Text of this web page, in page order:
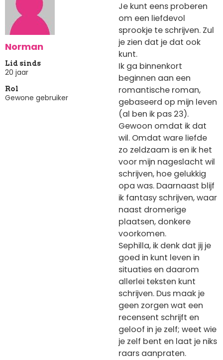
Norman
Lid sinds
20 jaar
Rol
Gewone gebruiker
Je kunt eens proberen
om een liefdevol
sprookje te schrijven. Zul
je zien dat je dat ook
kunt.
Ik ga binnenkort
beginnen aan een
romantische roman,
gebaseerd op mijn leven
(al ben ik pas 23).
Gewoon omdat ik dat
wil. Omdat ware liefde
zo zeldzaam is en ik het
voor mijn nageslacht wil
schrijven, hoe gelukkig
opa was. Daarnaast blijf
ik fantasy schrijven, waar
naast dromerige
plaatsen, donkere
voorkomen.
Sephilla, ik denk dat jij je
goed in kunt leven in
situaties en daarom
allerlei teksten kunt
schrijven. Dus maak je
geen zorgen wat een
recensent schrijft en
geloof in je zelf; weet wie
je zelf bent en laat je niks
raars aanpraten.